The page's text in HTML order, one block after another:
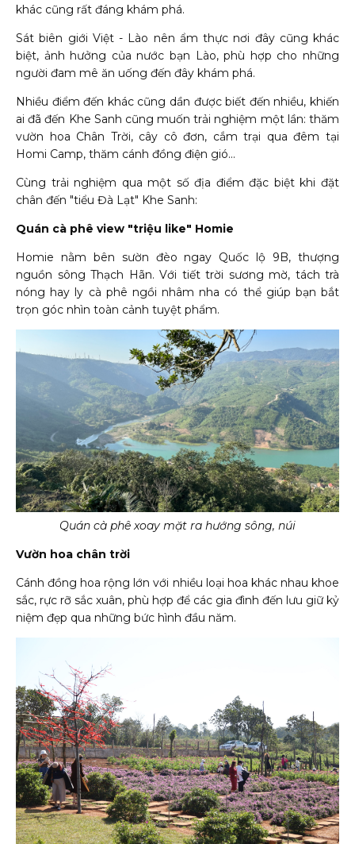
khác cũng rất đáng khám phá.
Sát biên giới Việt - Lào nên ẩm thực nơi đây cũng khác
biệt, ảnh hưởng của nước bạn Lào, phù hợp cho những
người đam mê ăn uống đến đây khám phá.
Nhiều điểm đến khác cũng dần được biết đến nhiều, khiến
ai đã đến Khe Sanh cũng muốn trải nghiệm một lần: thăm
vườn hoa Chân Trời, cây cô đơn, cắm trại qua đêm tại
Homi Camp, thăm cánh đồng điện gió...
Cùng trải nghiệm qua một số địa điểm đặc biệt khi đặt
chân đến "tiểu Đà Lạt" Khe Sanh:
Quán cà phê view "triệu like" Homie
Homie nằm bên sườn đèo ngay Quốc lộ 9B, thượng
nguồn sông Thạch Hãn. Với tiết trời sương mờ, tách trà
nóng hay ly cà phê ngồi nhâm nha có thể giúp bạn bắt
trọn góc nhìn toàn cảnh tuyệt phẩm.
Quán cà phê xoay mặt ra hướng sông, núi
Vườn hoa chân trời
Cánh đồng hoa rộng lớn với nhiều loại hoa khác nhau khoe
sắc, rực rỡ sắc xuân, phù hợp để các gia đình đến lưu giữ kỷ
niệm đẹp qua những bức hình đầu năm.